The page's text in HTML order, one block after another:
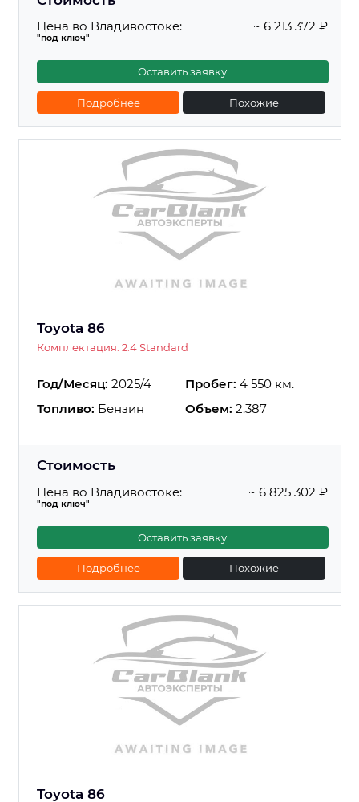
Цена во Владивостоке:
"под ключ"
~ 6 213 372 ₽
Оставить заявку
Подробнее Похожие
Toyota 86
Комплектация: 2.4 Standard
Год/Месяц: 2025/4 Пробег: 4 550 км.
Топливо: Бензин Объем: 2.387
Стоимость
Цена во Владивостоке:
"под ключ"
~ 6 825 302 ₽
Оставить заявку
Подробнее Похожие
Toyota 86